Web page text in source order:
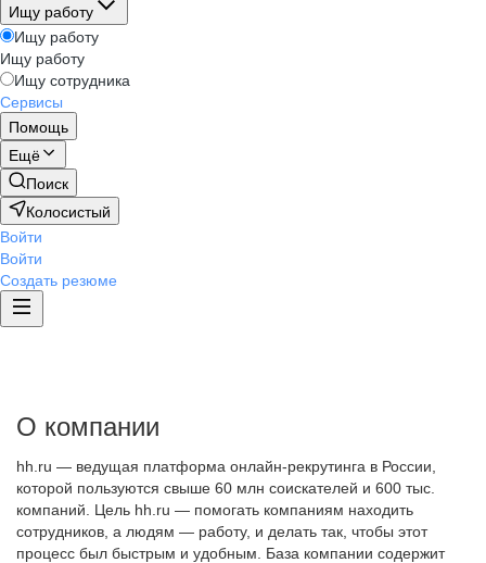
Ищу работу
Ищу работу
Ищу работу
Ищу сотрудника
Сервисы
Помощь
Ещё
Поиск
Колосистый
Войти
Войти
Создать резюме
О компании
hh.ru — ведущая платформа онлайн-рекрутинга в России,
которой пользуются свыше 60 млн соискателей и 600 тыс.
компаний. Цель hh.ru — помогать компаниям находить
сотрудников, а людям — работу, и делать так, чтобы этот
процесс был быстрым и удобным. База компании содержит